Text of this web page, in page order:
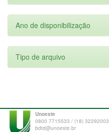
Ano de disponibilização
Tipo de arquivo
Unoeste
0800 7715533 / (18) 32292003
bdtd@unoeste.br